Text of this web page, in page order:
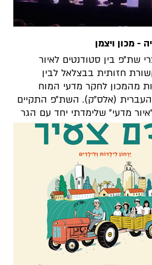
- מכון ויצמן
שת״פ בין סטודנטים לאיור
חזותית בבצלאל לבין
מהמכון לחקר מדעי המוח
העברית (אלס״ק). השת״פ התקיים
מדעי״ שלימדתי יחד עם הגר